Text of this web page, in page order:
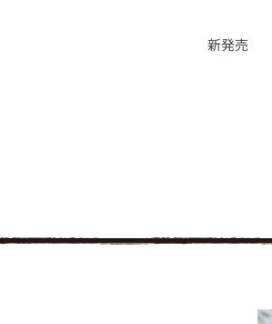
新発売